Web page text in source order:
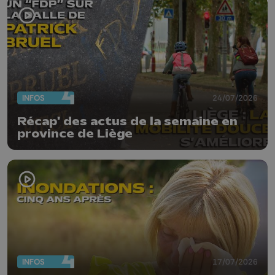
INFOS 24/07/2026
Récap' des actus de la semaine en
province de Liège
INFOS 17/07/2026